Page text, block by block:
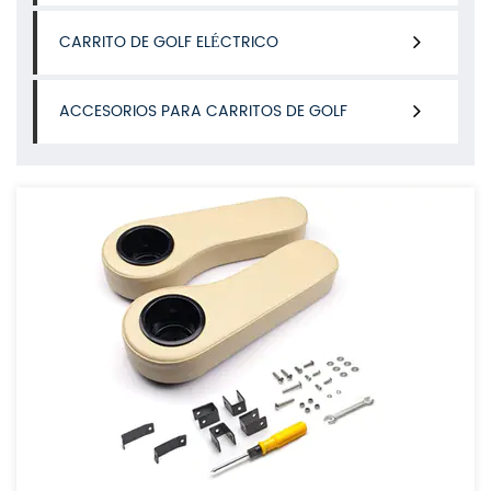
CARRITO DE GOLF ELÉCTRICO
ACCESORIOS PARA CARRITOS DE GOLF